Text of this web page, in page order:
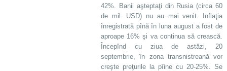
42%. Banii aşteptaţi din Rusia (circa 60
de mil. USD) nu au mai venit. Inflaţia
înregistrată pînă în luna august a fost de
aproape 16% şi va continua să crească.
Începînd cu ziua de astăzi, 20
septembrie, în zona transnistreană vor
creşte preţurile la pîine cu 20-25%. Se